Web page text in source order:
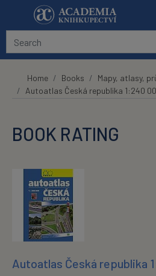
Skip to main content
Home Books Mapy, atlasy,
Autoatlas Česká republika 1:240
BOOK RATING
Autoatlas Česká republika